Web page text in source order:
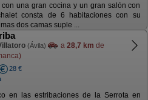
una gran cocina y un gran salón con
consta de 6 habitaciones con su
dos camas suple ...
(Ávila) a 28,7 km de
28 €
en las estribaciones de la Serrota en